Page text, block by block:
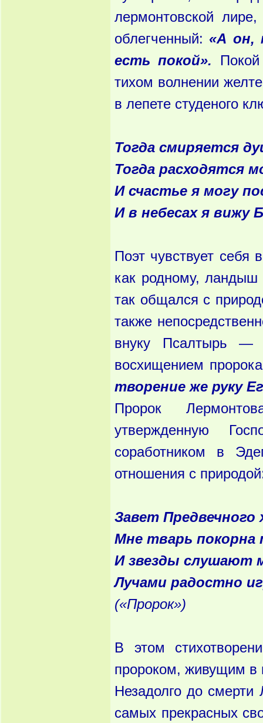
лермонтовской
облегченный: «А он,
есть покой».
тихом волнении
в лепете студеного
Тогда смиряется
Тогда расходятся
И счастье я могу
И в небесах я вижу
Поэт чувствует себя
как родному, ландыш
так общался с
также
внуку Псалтырь —
восхищением
творение же руку
Пророк
утвержденную
соработником в
отношения с
Завет Предвечного
Мне тварь покорна
И звезды слушают
Лучами радостно
(«Пророк»)
В этом
пророком, живущим в
Незадолго до
самых прекрасных